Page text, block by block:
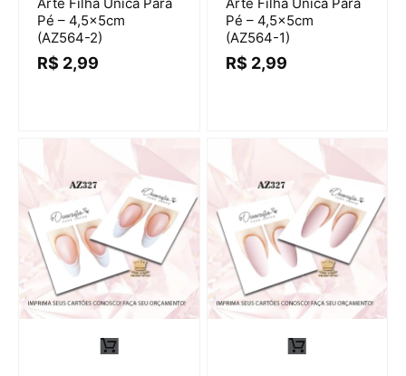
Pé – 4,5x5cm
(AZ564-2)
R$ 2,99
Pé – 4,5x5cm
(AZ564-1)
R$ 2,99